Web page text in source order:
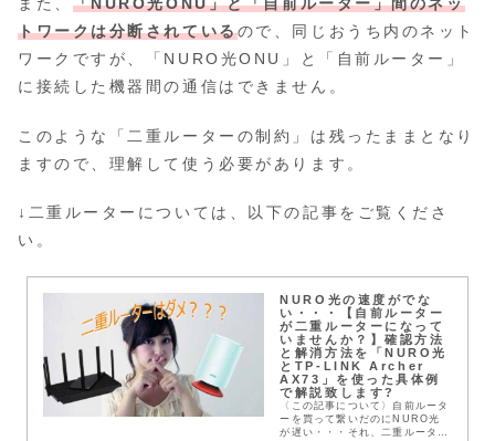
トワークは分断されているので、同じおうち内のネット
ワークですが、「NURO光ONU」と「自前ルーター」
に接続した機器間の通信はできません。
このような「二重ルーターの制約」は残ったままとなり
ますので、理解して使う必要があります。
↓二重ルーターについては、以下の記事をご覧くださ
い。
NURO光の速度がでな
い・・・【自前ルーター
が二重ルーターになって
いませんか？】確認方法
と解消方法を「NURO光
とTP-LINK Archer
AX73」を使った具体例
で解説致します?
〈この記事について〉自前ルータ
ーを買って繋いだのにNURO光
が遅い・・・それ、二重ルーター